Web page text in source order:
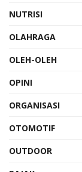
NUTRISI
OLAHRAGA
OLEH-OLEH
OPINI
ORGANISASI
OTOMOTIF
OUTDOOR